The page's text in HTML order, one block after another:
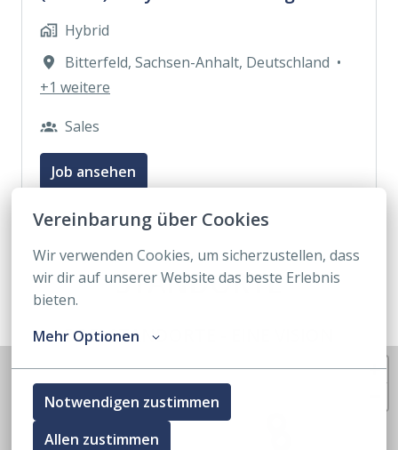
Vereinbarung über Cookies
Wir verwenden Cookies, um sicherzustellen, dass
wir dir auf unserer Website das beste Erlebnis
bieten.
Mehr Optionen
Notwendigen zustimmen
Allen zustimmen
Hybrid
Bitterfeld, Sachsen-Anhalt, Deutschland •
+1 weitere
Sales
Job ansehen
STANDORTE
DREI STANDORTE - EINE VISION
+